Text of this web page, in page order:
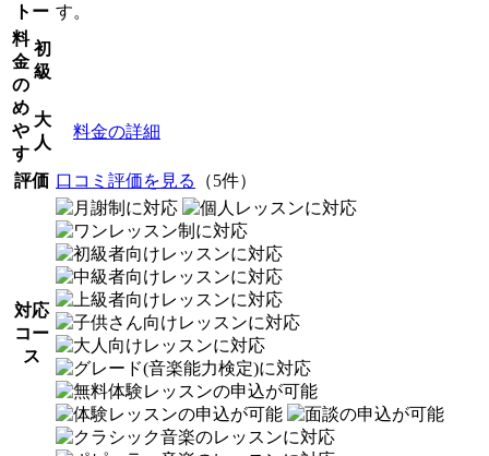
トー す。
料
金
の
め
や
す
初
級
大
人
料金の詳細
評価 口コミ評価を見る （5件）
対応
コー
ス